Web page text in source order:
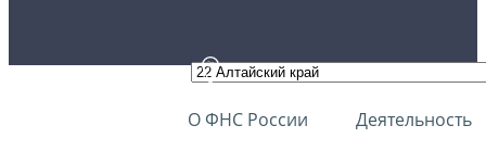
О ФНС России Деятельность